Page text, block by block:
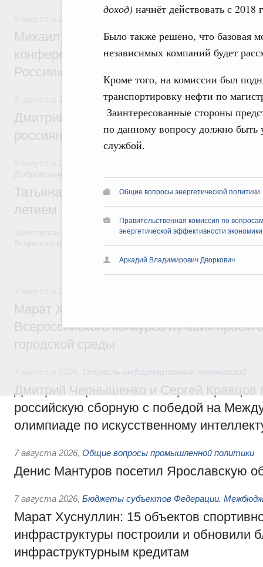
доход) начнёт действовать с 2018
Было также решено, что базовая
независимых компаний будет
Кроме того, на комиссии был
транспортировку нефти по
Заинтересованные стороны
по данному вопросу должно быть
службой.
Общие вопросы энергетической политики
Правительственная комиссия по
энергетической эффективности экономики
Аркадий Владимирович Дворкович
Михаил Мишустин дал поручения по
конференции «Цифровая индустрия
России»
Спорт высших достижений и массовый
Дмитрий Чернышенко и Михаил
россиян с Днём физкультурника
Добровольчество и волонтёрство. Благотворительность
Татьяна Голикова поздравила
летием
Заместитель Председателя Правительства Татьяна Голикова
Всероссийского общественного движения «Волонтёры-медики» с
7 августа, пятница
Марат Хуснуллин провёл заседание
Всероссийского конкурса лучших
городской среды
Отрасль информационных технологий
Дмитрий Чернышенко и Сергей Кравцов
российскую сборную с победой на
олимпиаде по искусственному
7 августа 2026, Общие вопросы промышленной политики
Денис Мантуров посетил Ярославскую
7 августа 2026, Бюджеты субъектов Федерации.
Марат Хуснуллин: 15 объектов
инфраструктуры построили и обновили
инфраструктурным кредитам